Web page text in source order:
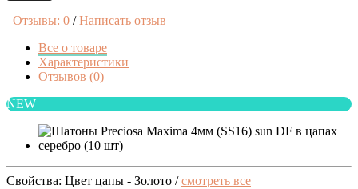
Отзывы: 0 / Написать отзыв
Все о товаре
Характеристики
Отзывов (0)
NEW
Свойства: Цвет цапы - Золото /смотреть все